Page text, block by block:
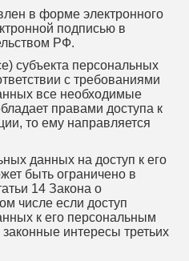
в форме электронного
подписью в
РФ.
субъекта персональных
с требованиями
все необходимые
правами доступа к
то ему направляется
данных на доступ к его
быть ограничено в
14 Закона о
числе если доступ
к его персональным
интересы третьих